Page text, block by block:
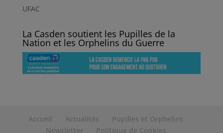
UFAC
La Casden soutient les Pupilles de la
Nation et les Orphelins du Guerre
Accueil Actualités
Pupilles et Orphelins
Newsletter
Politique de Cookies